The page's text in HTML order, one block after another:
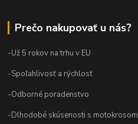
Prečo nakupovať u nás?
-Už 5 rokov na trhu v EU
-Spoľahlivosť a rýchlosť
-Odborné poradenstvo
-Dlhodobé skúsenosti s motokrosom